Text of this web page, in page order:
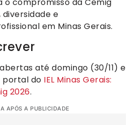
compromisso da Cemig
e
em Minas Gerais.
até domingo (30/11) e
portal do IEL Minas Gerais:
2026.
APÓS A PUBLICIDADE